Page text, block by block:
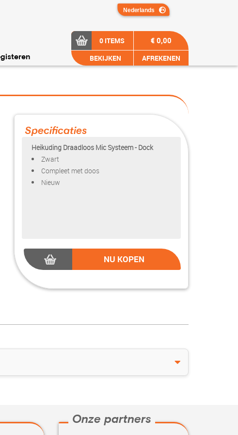
0 ITEMS
BEKIJKEN
€ 0,00
AFREKENEN
Specificaties
Heikuding Draadloos Mic Systeem - Dock
Zwart
Compleet met doos
Nieuw
NU KOPEN
Onze partners